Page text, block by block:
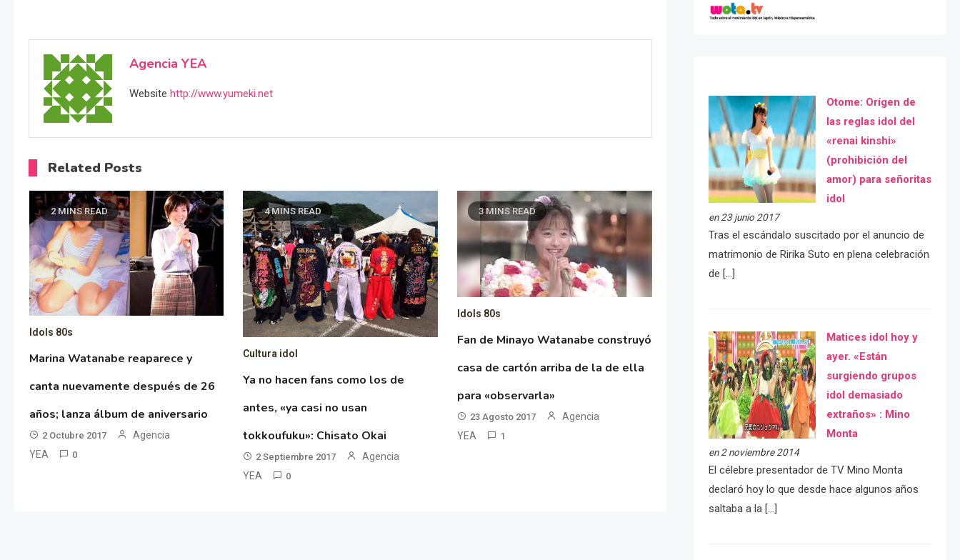
Agencia YEA
Website http://www.yumeki.net
Related Posts
2 MINS READ
Idols 80s
Marina Watanabe reaparece y
canta nuevamente después de 26
años; lanza álbum de aniversario
2 Octubre 2017
Agencia
YEA
0
4 MINS READ
Cultura idol
Ya no hacen fans como los de
antes, «ya casi no usan
tokkoufuku»: Chisato Okai
2 Septiembre 2017
Agencia
YEA
0
3 MINS READ
Idols 80s
Fan de Minayo Watanabe construyó
casa de cartón arriba de la de ella
para «observarla»
23 Agosto 2017
Agencia
YEA
1
Otome: Orígen de
las reglas idol del
«renai kinshi»
(prohibición del
amor) para señoritas
idol
en 23 junio 2017
Tras el escándalo suscitado por el anuncio de
matrimonio de Ririka Suto en plena celebración
de […]
Matices idol hoy y
ayer. «Están
surgiendo grupos
idol demasiado
extraños» : Mino
Monta
en 2 noviembre 2014
El célebre presentador de TV Mino Monta
declaró hoy lo que desde hace algunos años
saltaba a la […]